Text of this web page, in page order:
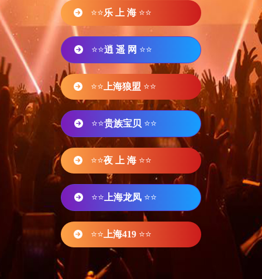
⭐⭐乐 上 海 ⭐⭐
⭐⭐逍 遥 网 ⭐⭐
⭐⭐ 上海狼盟 ⭐⭐
⭐⭐贵族宝贝 ⭐⭐
⭐⭐夜 上 海 ⭐⭐
⭐⭐ 上海龙凤 ⭐⭐
⭐⭐ 上海419 ⭐⭐